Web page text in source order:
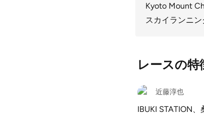
Kyoto Mount
スカイランニ
レースの特
近藤淳也
IBUKI STATION